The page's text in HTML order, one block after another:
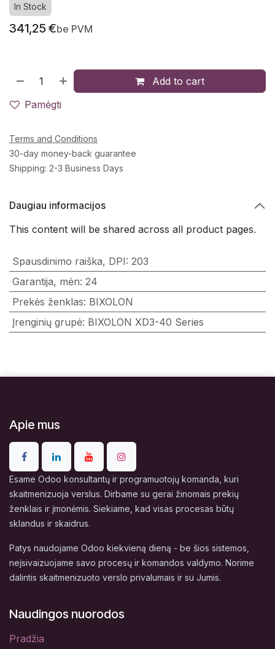
In Stock
341,25 €be PVM
Add to cart
Pamėgti
Terms and Conditions
30-day money-back guarantee
Shipping: 2-3 Business Days
Daugiau informacijos
This content will be shared across all product pages.
Spausdinimo raiška, DPI: 203
Garantija, mėn: 24
Prekės ženklas: BIXOLON
Įrenginių grupė: BIXOLON XD3-40 Series
Apie mus
Esame Odoo konsultantų ir programuotojų komanda, kuri
skaitmenizuoja verslus. Dirbame su gerai žinomais prekių
ženklais ir įmonėmis. Siekiame, kad visas procesas būtų
sklandus ir skaidrus.
Patys naudojame Odoo kiekvieną dieną - be šios sistemos,
neįsivaizuojame savo procesų ir komandos valdymo. Norime
dalintis skaitmenizuoto verslo privalumais ir su Jumis.
Naudingos nuorodos
Pradžia